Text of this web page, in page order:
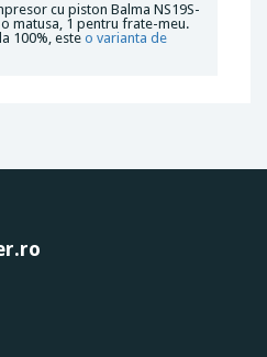
cu piston Balma NS19S-
matusa, 1 pentru frate-meu.
100%, este o varianta de